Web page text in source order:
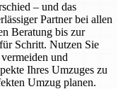
– und das
Partner bei allen
Beratung bis zur
Schritt. Nutzen Sie
und
Ihres Umzuges zu
Umzug planen.